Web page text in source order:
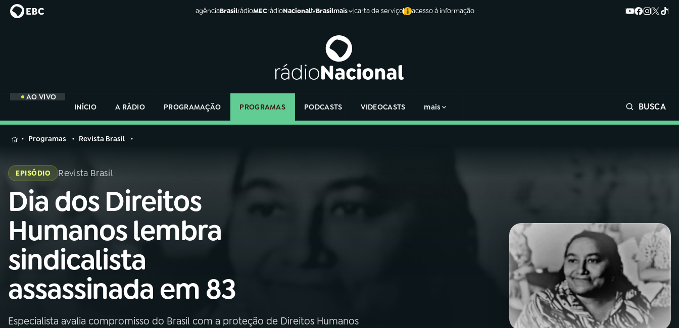
agênciaBrasilrádioMECrádioNacionaltvBrasilmais carta de serviço acesso à informação
AO VIVO
INÍCIO
A RÁDIO PROGRAMAÇÃO PROGRAMAS PODCASTS VIDEOCASTS mais BUSCA
MENU
Buscar
na
Rádio
Nacional
01INÍCIO
02A RÁDIO
03PROGRAMAÇÃO
na
Rádio
Nacional
Programas Revista Brasil
EPISÓDIO Revista Brasil
Dia dos Direitos
Humanos lembra
sindicalista
assassinada em 83
Especialista avalia compromisso do Brasil com a proteção de Direitos Humanos